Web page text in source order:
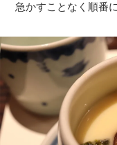
急かすことなく順番